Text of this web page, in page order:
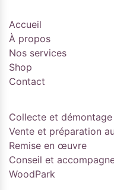
Accueil
À propos
Nos services
Shop
Contact
Collecte et démontage
Vente et préparation
Remise en œuvre
Conseil et
WoodPark